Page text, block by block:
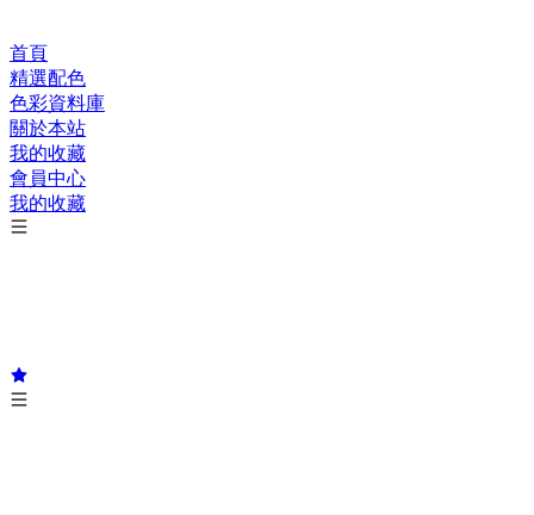
首頁
精選配色
色彩資料庫
關於本站
我的收藏
會員中心
我的收藏